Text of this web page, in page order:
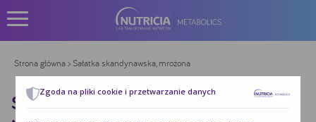
Strona główna> Sałatka skandynawska, mrożona
SAŁATKA SKANDYNAWSKA,
Zgoda na pliki cookie i przetwarzanie danych